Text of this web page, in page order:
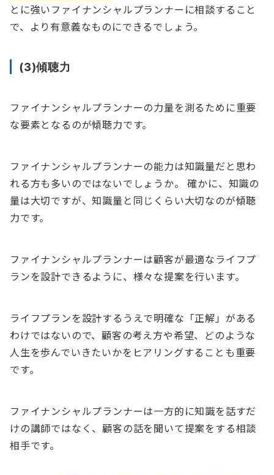
とに強いファイナンシャルプランナーに相談すること
で、より有意義なものにできるでしょう。
(3)傾聴力
ファイナンシャルプランナーの力量を測るために重要
な要素となるのが傾聴力です。
ファイナンシャルプランナーの能力は知識量だと思わ
れる方も多いのではないでしょうか。 確かに、知識の
量は大切ですが、知識量と同じくらい大切なのが傾聴
力です。
ファイナンシャルプランナーは顧客が最適なライフプ
ランを設計できるように、様々な提案を行います。
ライフプランを設計するうえで明確な「正解」がある
わけではないので、顧客の考え方や希望、どのような
人生を歩んでいきたいかをヒアリングすることも重要
です。
ファイナンシャルプランナーは一方的に知識を話すだ
けの講師ではなく、顧客の話を聞いて提案をする相談
相手です。